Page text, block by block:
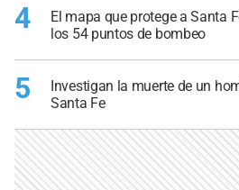
4
El mapa que protege a Santa
los 54 puntos de bombeo
5
Investigan la muerte de un
Santa Fe